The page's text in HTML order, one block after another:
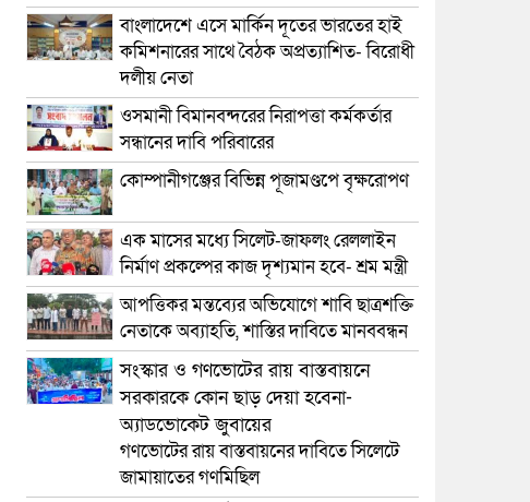
বাংলাদেশে এসে মার্কিন দূতের ভারতের হাই
কমিশনারের সাথে বৈঠক অপ্রত্যাশিত- বিরোধী
দলীয় নেতা
ওসমানী বিমানবন্দরের নিরাপত্তা কর্মকর্তার
সন্ধানের দাবি পরিবারের
কোম্পানীগঞ্জের বিভিন্ন পূজামণ্ডপে বৃক্ষরোপণ
এক মাসের মধ্যে সিলেট-জাফলং রেললাইন
নির্মাণ প্রকল্পের কাজ দৃশ্যমান হবে- শ্রম মন্ত্রী
আপত্তিকর মন্তব্যের অভিযোগে শাবি ছাত্রশক্তি
নেতাকে অব্যাহতি, শাস্তির দাবিতে মানববন্ধন
সংস্কার ও গণভোটের রায় বাস্তবায়নে
সরকারকে কোন ছাড় দেয়া হবেনা-
অ্যাডভোকেট জুবায়ের
গণভোটের রায় বাস্তবায়নের দাবিতে সিলেটে
জামায়াতের গণমিছিল